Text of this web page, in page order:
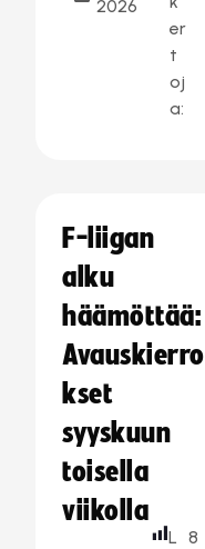
2026
er
t
oj
a:
F-liigan
alku
häämöttää:
Avauskierro
kset
syyskuun
toisella
viikolla
L 8